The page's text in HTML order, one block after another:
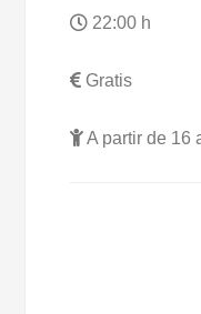
22:00 h
Gratis
A partir de 16